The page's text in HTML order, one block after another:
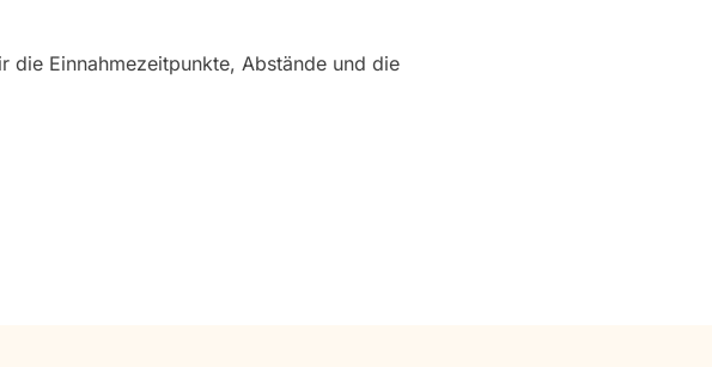
die Einnahmezeitpunkte, Abstände und die